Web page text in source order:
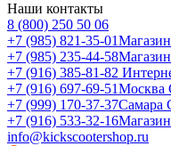
Наши контакты
8 (800) 250 50 06
+7 (985) 821-35-01
+7 (985) 235-44-58
+7 (916) 385-81-82
+7 (916) 697-69-51Москва
+7 (999) 170-37-37Самара
+7 (916) 533-32-16
info@kickscootershop.ru